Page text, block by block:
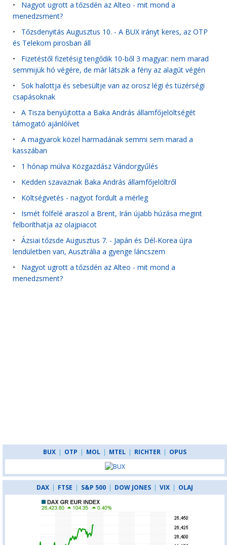
• Nagyot ugrott a tőzsdén az Alteo - mit mond a
menedzsment?
• Tőzsdenyitás Augusztus 10. - A BUX irányt keres, az OTP
és Telekom pirosban áll
• Fizetéstől fizetésig tengődik 10-ből 3 magyar: nem marad
semmijük hó végére, de már látszik a fény az alagút végén
• Sok halottja és sebesültje van az orosz légi és tüzérségi
csapásoknak
• A Tisza benyújtotta a Baka András államfőjelöltségét
támogató ajánlóívet
• A magyarok közel harmadának semmi sem marad a
kasszában
• 1 hónap múlva Közgazdász Vándorgyűlés
• Kedden szavaznak Baka András államfőjelöltről
• Költségvetés - nagyot fordult a mérleg
• Ismét fölfelé araszol a Brent, Irán újabb húzása megint
felboríthatja az olajpiacot
• Ázsiai tőzsde Augusztus 7. - Japán és Dél-Korea újra
lendületben van, Ausztrália a gyenge láncszem
• Nagyot ugrott a tőzsdén az Alteo - mit mond a
menedzsment?
BUX | OTP | MOL | MTEL | RICHTER | OPUS
DAX | FTSE | S&P 500 | DOW JONES | VIX | OLAJ